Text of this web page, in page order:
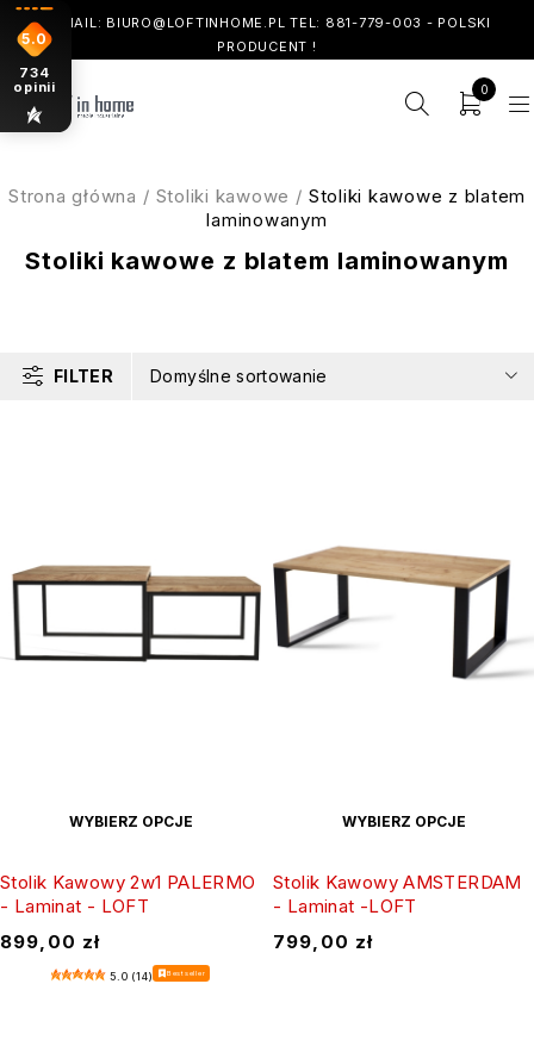
! EMAIL: BIURO@LOFTINHOME.PL TEL: 881-779-003 - POLSKI
PRODUCENT !
0
Stoliki kawowe z blatem laminowanym
Strona główna / Stoliki kawowe / Stoliki kawowe z blatem
laminowanym
FILTER Domyślne sortowanie
WYBIERZ OPCJE
Stolik Kawowy 2w1 PALERMO
- Laminat - LOFT
899,00 zł
5.0 (14) Bestseller
WYBIERZ OPCJE
Stolik Kawowy AMSTERDAM
- Laminat -LOFT
799,00 zł
5.0
734
opinii